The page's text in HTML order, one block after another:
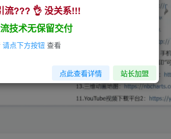
流??? 👌 没关系!!!
技术无保留交付
请点下方按钮 查看
点此查看详情 站长加盟